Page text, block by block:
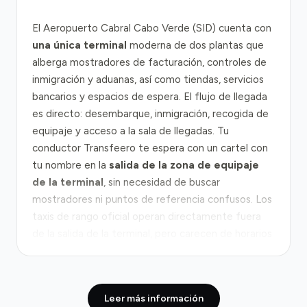
El Aeropuerto Cabral Cabo Verde (SID) cuenta con
una única terminal moderna de dos plantas que
alberga mostradores de facturación, controles de
inmigración y aduanas, así como tiendas, servicios
bancarios y espacios de espera. El flujo de llegada
es directo: desembarque, inmigración, recogida de
equipaje y acceso a la sala de llegadas. Tu
conductor Transfeero te espera con un cartel con
tu nombre en la salida de la zona de equipaje
de la terminal, sin necesidad de buscar
mostradores ni puntos de referencia confusos. Los
taxis de rango oficial operan directamente fuera
Desde Aeropuerto Cabral hasta el centro de
Espargos, el viaje recorre aproximadamente 15-20
Leer más información